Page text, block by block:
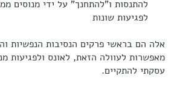
להתנסות ו"להתחנך" על ידי מנוסים
לפגיעות שונות
אלה הם בראשי פרקים הנסיבות הנפשיות
מאפשרות לעוולה הזאת, לאונס ולפגיעות
עסקתי להתקיים.